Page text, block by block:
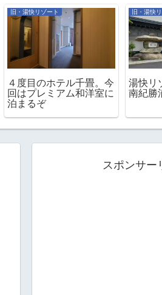
旧・湯快リゾート
４度目のホテル千畳。今
回はプレミアム和洋室に
泊まるぞ
旧・湯快
湯快リ
南紀勝
スポンサー